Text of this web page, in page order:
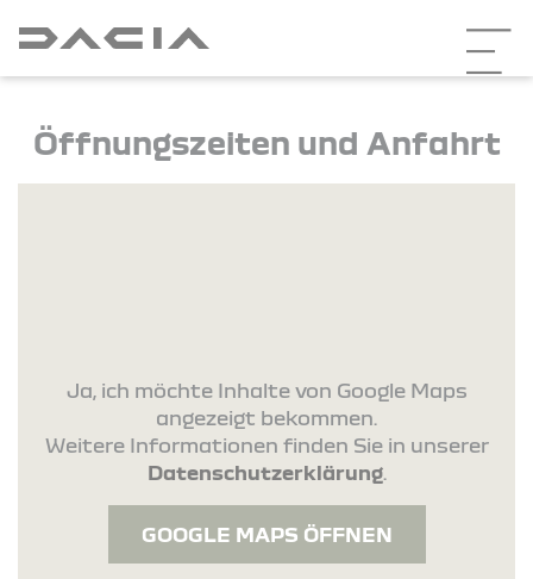
Öffnungszeiten und Anfahrt
Ja, ich möchte Inhalte von Google Maps
angezeigt bekommen.
Weitere Informationen finden Sie in unserer
Datenschutzerklärung.
GOOGLE MAPS ÖFFNEN